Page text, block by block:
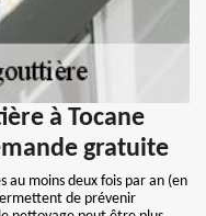
à Tocane
gratuite
au moins deux fois par an (en
de prévenir